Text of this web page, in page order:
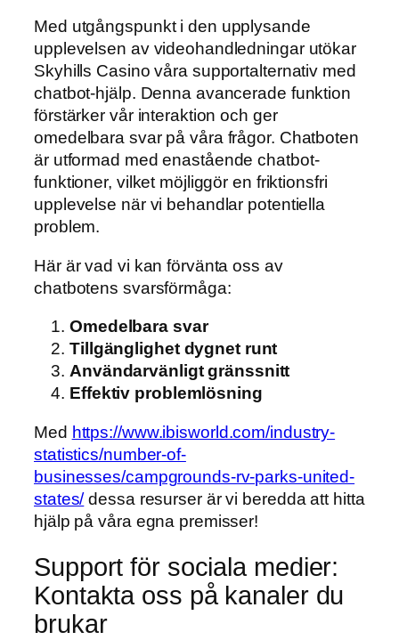
Med utgångspunkt i den upplysande
upplevelsen av videohandledningar utökar
Skyhills Casino våra supportalternativ med
chatbot-hjälp. Denna avancerade funktion
förstärker vår interaktion och ger
omedelbara svar på våra frågor. Chatboten
är utformad med enastående chatbot-
funktioner, vilket möjliggör en friktionsfri
upplevelse när vi behandlar potentiella
problem.
Här är vad vi kan förvänta oss av
chatbotens svarsförmåga:
Omedelbara svar
Tillgänglighet dygnet runt
Användarvänligt gränssnitt
Effektiv problemlösning
Med https://www.ibisworld.com/industry-
statistics/number-of-
businesses/campgrounds-rv-parks-united-
states/dessa resurser är vi beredda att hitta
hjälp på våra egna premisser!
Support för sociala medier:
Kontakta oss på kanaler du
brukar